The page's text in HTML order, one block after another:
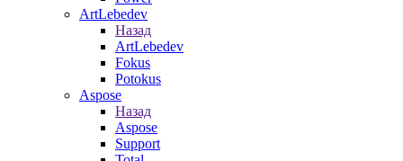
ArtLebedev
Назад
ArtLebedev
Fokus
Potokus
Aspose
Назад
Aspose
Support